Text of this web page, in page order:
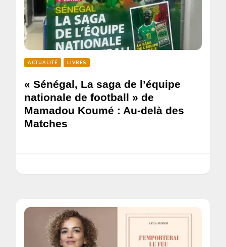
ACTUALITÉ LIVRES
« Sénégal, La saga de l’équipe
nationale de football » de
Mamadou Koumé : Au-delà des
Matches